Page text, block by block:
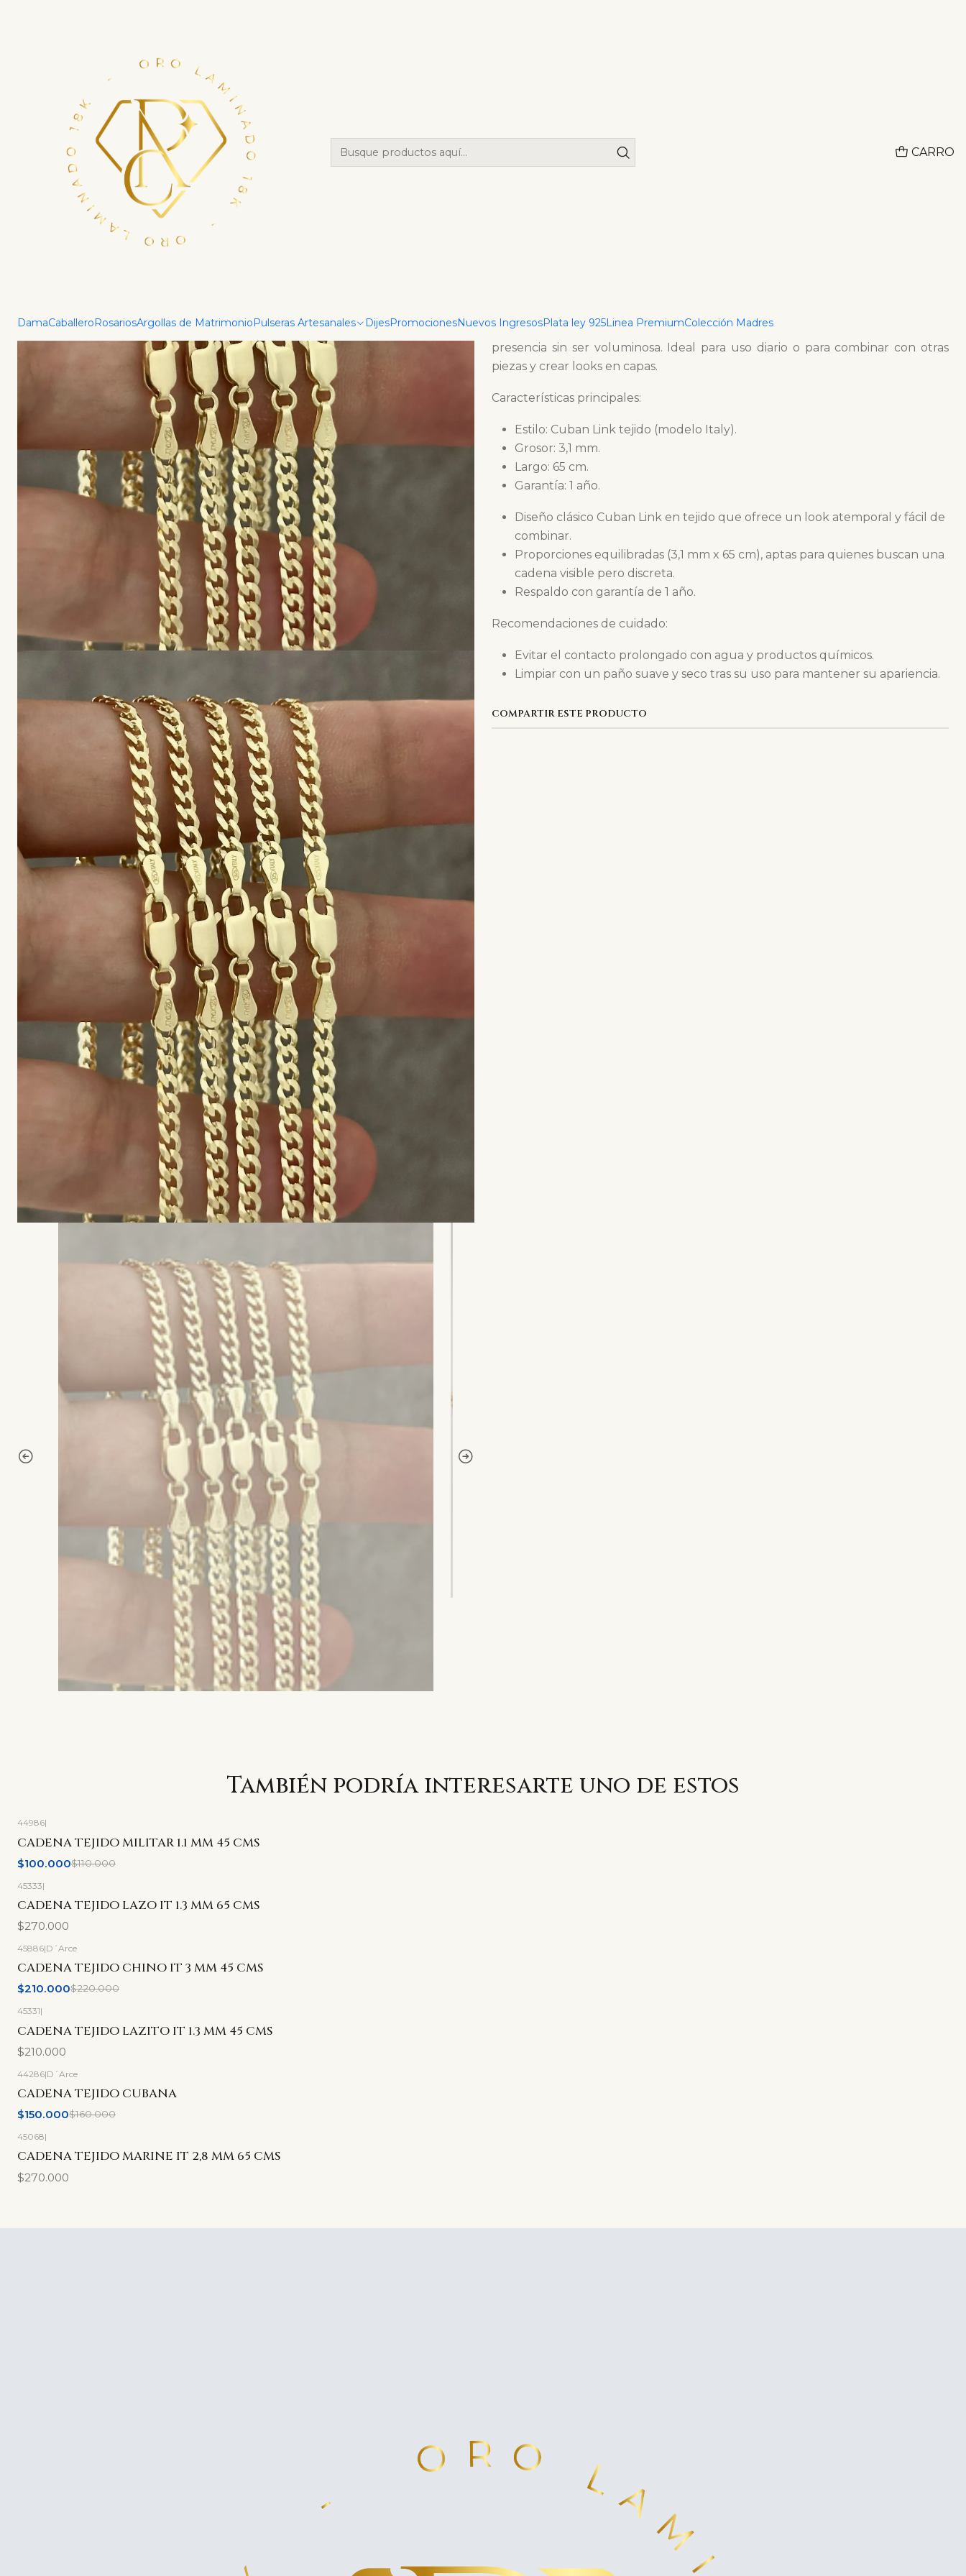
CARRO
DamaCaballeroRosariosArgollas de MatrimonioPulseras Artesanales DijesPromocionesNuevos IngresosPlata ley 925Linea PremiumColección Madres
3,1 mm 65 Cms
de largo. Combina el clásico patrón cubano con una medida versátil que aporta
presencia sin ser voluminosa. Ideal para uso diario o para combinar con otras
piezas y crear looks en capas.
Características principales:
Estilo: Cuban Link tejido (modelo Italy).
Grosor: 3,1 mm.
Largo: 65 cm.
Garantía: 1 año.
Diseño clásico Cuban Link en tejido que ofrece un look atemporal y fácil de
combinar.
Proporciones equilibradas (3,1 mm x 65 cm), aptas para quienes buscan una
cadena visible pero discreta.
Respaldo con garantía de 1 año.
Recomendaciones de cuidado:
Evitar el contacto prolongado con agua y productos químicos.
Limpiar con un paño suave y seco tras su uso para mantener su apariencia.
COMPARTIR ESTE PRODUCTO
También podría interesarte uno de estos
-9% OFF
44986|
CADENA TEJIDO MILITAR 1.1 MM 45 CMS
$100.000$110.000
45333|
CADENA TEJIDO LAZO IT 1.3 MM 65 CMS
$270.000
-5%OFF
45886|D´Arce
CADENA TEJIDO CHINO IT 3 MM 45 CMS
$210.000$220.000
45331|
CADENA TEJIDO LAZITO IT 1.3 MM 45 CMS
$210.000
-6%OFF
44286|D´Arce
CADENA TEJIDO CUBANA
$150.000$160.000
45068|
CADENA TEJIDO MARINE IT 2,8 MM 65 CMS
$270.000